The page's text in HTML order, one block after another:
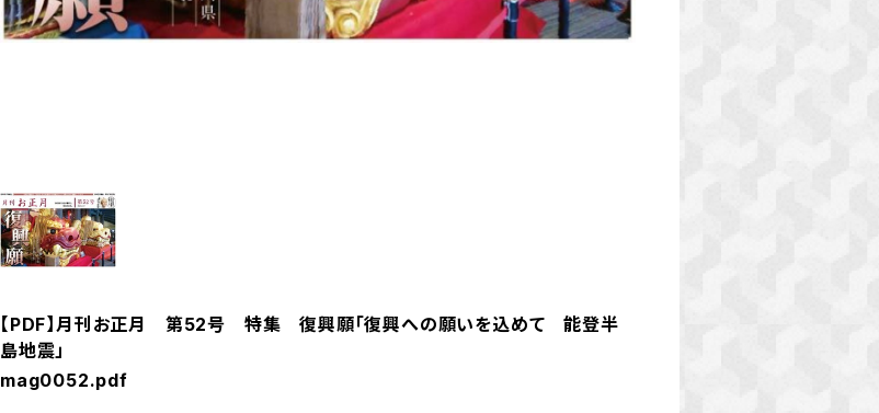
【PDF】月刊お正月 第52号 特集 復興願「復興への願いを込めて 能登半
島地震」
mag0052.pdf